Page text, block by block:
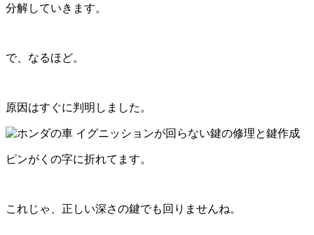
分解していきます。
で、なるほど。
原因はすぐに判明しました。
ピンがくの字に折れてます。
これじゃ、正しい深さの鍵でも回りませんね。